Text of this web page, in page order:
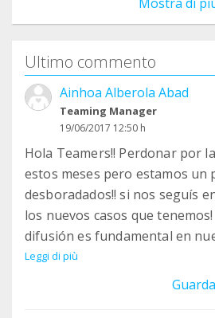
Ultimo commento
Ainhoa Alberola Abad
Teaming Manager
19/06/2017 12:50 h
Hola Teamers!! Perdonar por
estos meses pero estamos un
desboradados!! si nos seguís
los nuevos casos que
difusión es fundamental en
adopciones! Síguenos en
https://www.facebook.com/
Leggi di più